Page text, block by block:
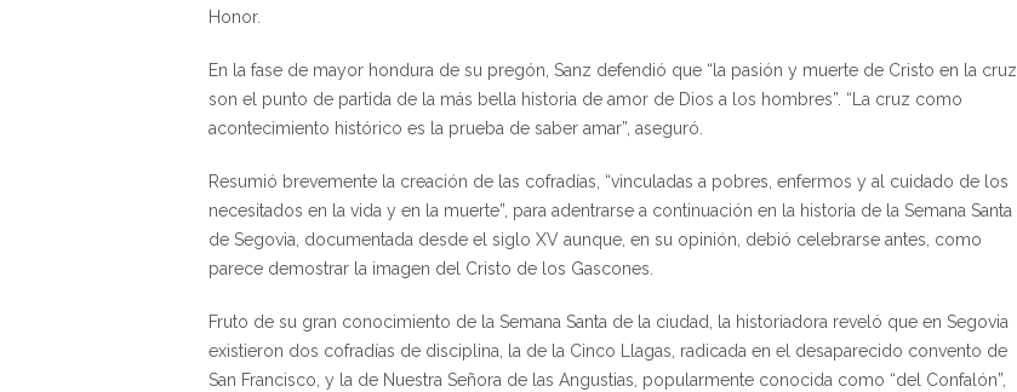
Honor.
En la fase de mayor hondura de su pregón, Sanz defendió que “la pasión y muerte de Cristo en la cruz
son el punto de partida de la más bella historia de amor de Dios a los hombres”. “La cruz como
acontecimiento histórico es la prueba de saber amar”, aseguró.
Resumió brevemente la creación de las cofradías, “vinculadas a pobres, enfermos y al cuidado de los
necesitados en la vida y en la muerte”, para adentrarse a continuación en la historia de la Semana Santa
de Segovia, documentada desde el siglo XV aunque, en su opinión, debió celebrarse antes, como
parece demostrar la imagen del Cristo de los Gascones.
Fruto de su gran conocimiento de la Semana Santa de la ciudad, la historiadora reveló que en Segovia
existieron dos cofradías de disciplina, la de la Cinco Llagas, radicada en el desaparecido convento de
San Francisco, y la de Nuestra Señora de las Angustias, popularmente conocida como “del Confalón”,